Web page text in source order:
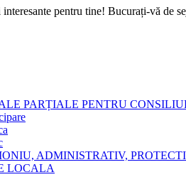
pentru tine! Bucurați-vă de
PARȚIALE PENTRU
ADMINISTRATIV,
LOCALA